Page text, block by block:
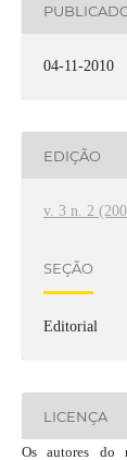
04-11-2010
EDIÇÃO
v. 3 n. 2
SEÇÃO
Editorial
LICENÇA
Os autores do